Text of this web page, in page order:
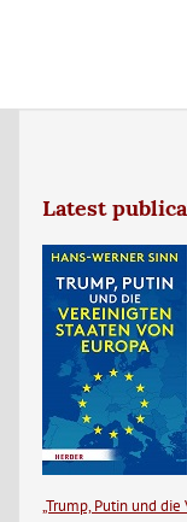
Latest
„Trump, Putin und